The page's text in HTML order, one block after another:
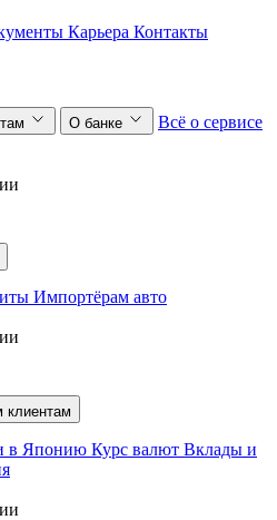
Карьера Контакты
О банке
Всё о сервисе
Импортёрам авто
клиентам
в Японию Курс валют Вклады и